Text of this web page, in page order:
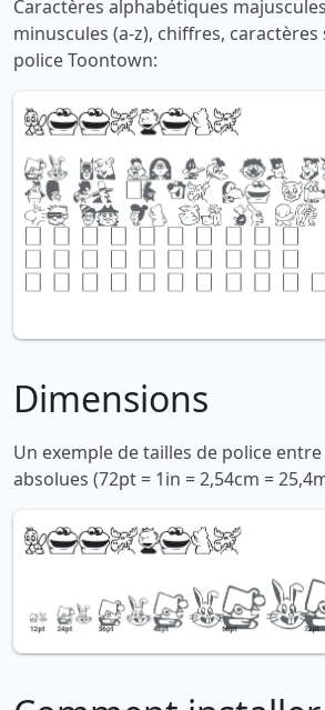
Caractères alphabétiques
minuscules (a-z), chiffres, caractères
police Toontown:
Dimensions
Un exemple de tailles de police
absolues (72pt = 1in = 2,54cm =